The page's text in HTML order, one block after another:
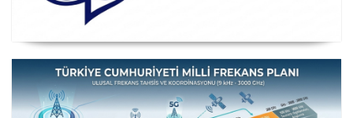
Posta ve Telekomünikasyon İdareleri Avrupa Konferansı